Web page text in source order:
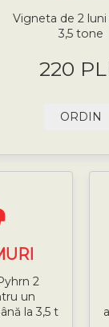
Vigneta de 2 luni
3,5 tone
220
ORDIN
2
un
la 3,5 t